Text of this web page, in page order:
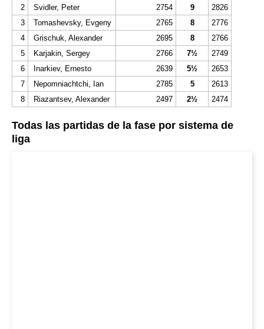
2
Svidler, Peter 2754 9
2826
3
Tomashevsky, Evgeny 2765 8
2776
4
Grischuk, Alexander 2695 8
2766
5
Karjakin, Sergey 2766 7½
2749
6
Inarkiev, Ernesto 2639 5½
2653
7
Nepomniachtchi, Ian 2785 5
2613
8
Riazantsev, Alexander 2497 2½ 2474
Todas las partidas de la fase por sistema de
liga